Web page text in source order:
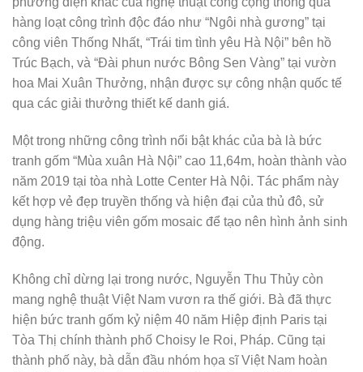
hàng loạt công trình độc đáo như “Ngôi nhà gương” tại
công viên Thống Nhất, “Trái tim tình yêu Hà Nội” bên hồ
Trúc Bạch, và “Đài phun nước Bông Sen Vàng” tại vườn
hoa Mai Xuân Thưởng, nhận được sự công nhận quốc tế
qua các giải thưởng thiết kế danh giá.
Một trong những công trình nổi bật khác của bà là bức
tranh gốm “Mùa xuân Hà Nội” cao 11,64m, hoàn thành vào
năm 2019 tại tòa nhà Lotte Center Hà Nội. Tác phẩm này
kết hợp vẻ đẹp truyền thống và hiện đại của thủ đô, sử
dụng hàng triệu viên gốm mosaic để tạo nên hình ảnh sinh
động.
Không chỉ dừng lại trong nước, Nguyễn Thu Thủy còn
mang nghệ thuật Việt Nam vươn ra thế giới. Bà đã thực
hiện bức tranh gốm kỷ niệm 40 năm Hiệp định Paris tại
Tòa Thị chính thành phố Choisy le Roi, Pháp. Cũng tại
thành phố này, bà dẫn đầu nhóm họa sĩ Việt Nam hoàn